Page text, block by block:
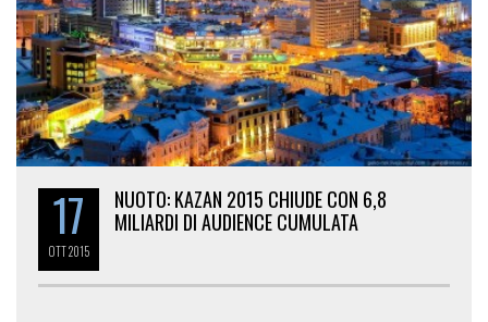
17
OTT2015
NUOTO: KAZAN 2015 CHIUDE CON 6,8
MILIARDI DI AUDIENCE CUMULATA